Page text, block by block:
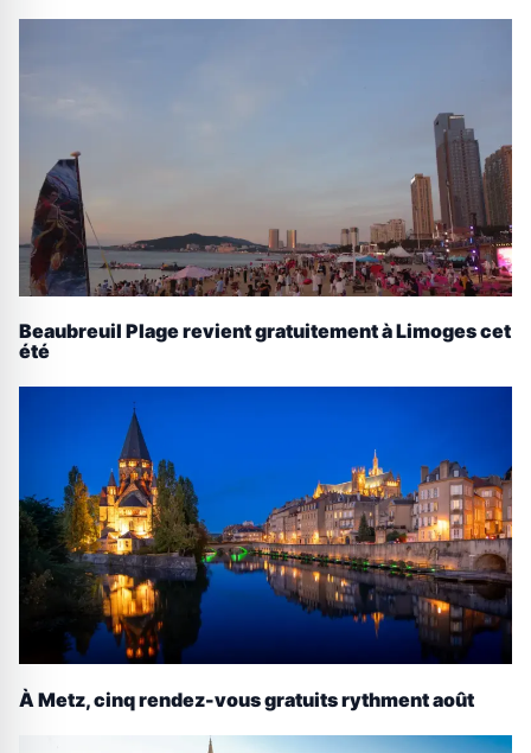
Beaubreuil Plage revient gratuitement à Limoges cet
été
À Metz, cinq rendez-vous gratuits rythment août